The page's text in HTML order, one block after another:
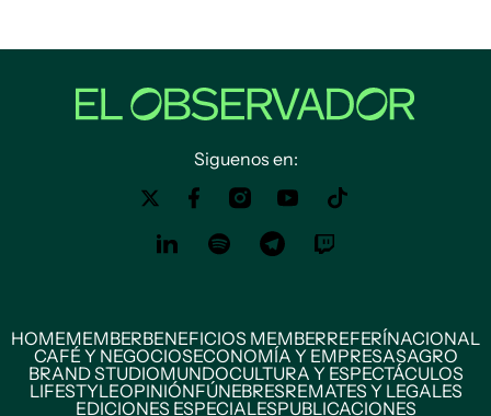
Siguenos en:
HOMEMEMBERBENEFICIOS MEMBERREFERÍNACIONAL
CAFÉ Y NEGOCIOSECONOMÍA Y EMPRESASAGRO
BRAND STUDIOMUNDOCULTURA Y ESPECTÁCULOS
LIFESTYLEOPINIÓNFÚNEBRESREMATES Y LEGALES
EDICIONES ESPECIALESPUBLICACIONES